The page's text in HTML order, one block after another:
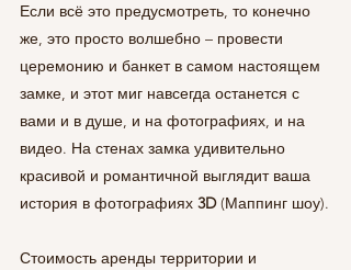
Если всё это предусмотреть, то конечно
же, это просто волшебно – провести
церемонию и банкет в самом настоящем
замке, и этот миг навсегда останется с
вами и в душе, и на фотографиях, и на
видео. На стенах замка удивительно
красивой и романтичной выглядит ваша
история в фотографиях 3D (Маппинг шоу).
Стоимость аренды территории и